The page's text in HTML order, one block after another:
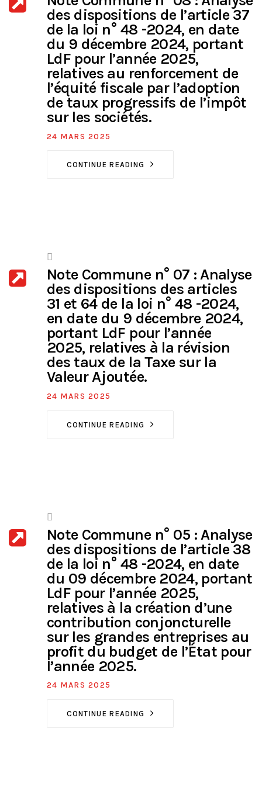
des dispositions de l’article 37
de la loi n° 48 -2024, en date
du 9 décembre 2024, portant
LdF pour l’année 2025,
relatives au renforcement de
l’équité fiscale par l’adoption
de taux progressifs de l’impôt
sur les sociétés.
24 MARS 2025
CONTINUE READING
Note Commune n° 07 : Analyse
des dispositions des articles
31 et 64 de la loi n° 48 -2024,
en date du 9 décembre 2024,
portant LdF pour l’année
2025, relatives à la révision
des taux de la Taxe sur la
Valeur Ajoutée.
24 MARS 2025
CONTINUE READING
Note Commune n° 05 : Analyse
des dispositions de l’article 38
de la loi n° 48 -2024, en date
du 09 décembre 2024, portant
LdF pour l’année 2025,
relatives à la création d’une
contribution conjoncturelle
sur les grandes entreprises au
profit du budget de l’État pour
l’année 2025.
24 MARS 2025
CONTINUE READING